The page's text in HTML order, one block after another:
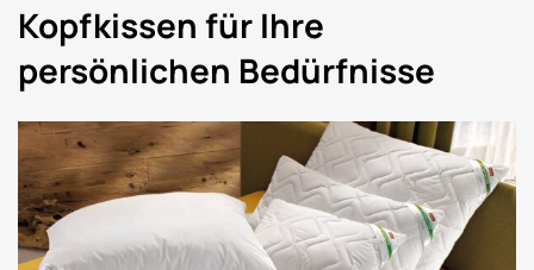
Kopfkissen für Ihre
persönlichen Bedürfnisse